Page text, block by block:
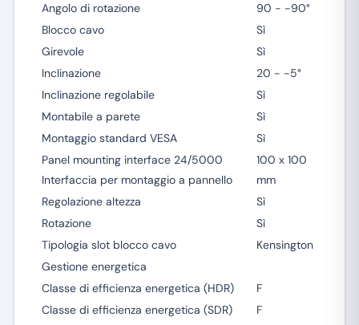
Angolo di rotazione
90 - -90°
Blocco cavo
Sì
Girevole
Sì
Inclinazione
20 - -5°
Inclinazione regolabile
Sì
Montabile a parete
Sì
Montaggio standard VESA
Sì
Panel mounting interface 24/5000
Interfaccia per montaggio a pannello
100 x 100
mm
Regolazione altezza
Sì
Rotazione
Sì
Tipologia slot blocco cavo
Kensington
Gestione energetica
Classe di efficienza energetica (HDR)
F
Classe di efficienza energetica (SDR)
F